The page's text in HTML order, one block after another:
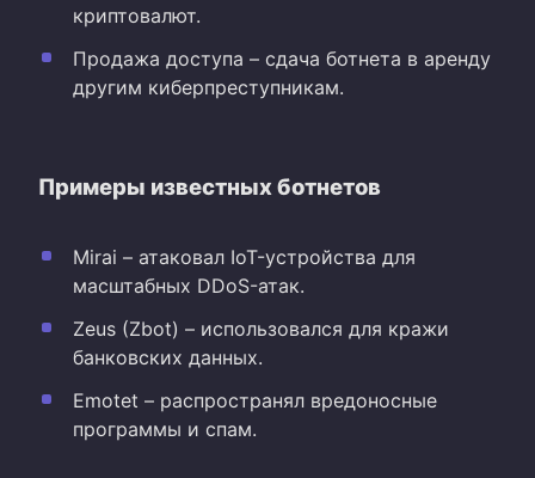
криптовалют.
Продажа доступа – сдача ботнета в аренду
другим киберпреступникам.
Примеры известных ботнетов
Mirai – атаковал IoT-устройства для
масштабных DDoS-атак.
Zeus (Zbot) – использовался для кражи
банковских данных.
Emotet – распространял вредоносные
программы и спам.